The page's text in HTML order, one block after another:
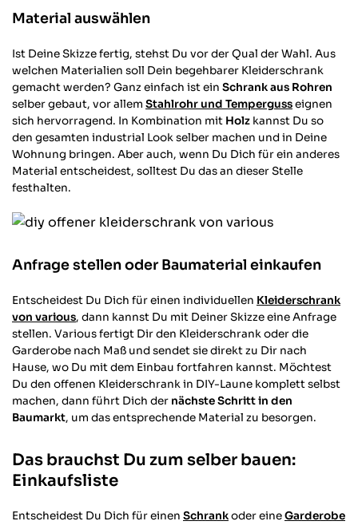
Material auswählen
Ist Deine Skizze fertig, stehst Du vor der Qual der Wahl. Aus
welchen Materialien soll Dein begehbarer Kleiderschrank
gemacht werden? Ganz einfach ist ein Schrank aus Rohren
selber gebaut, vor allem Stahlrohr und Tempergusseignen
sich hervorragend. In Kombination mit Holz kannst Du so
den gesamten industrial Look selber machen und in Deine
Wohnung bringen. Aber auch, wenn Du Dich für ein anderes
Material entscheidest, solltest Du das an dieser Stelle
festhalten.
Anfrage stellen oder Baumaterial einkaufen
Entscheidest Du Dich für einen individuellen Kleiderschrank
von various, dann kannst Du mit Deiner Skizze eine Anfrage
stellen. Various fertigt Dir den Kleiderschrank oder die
Garderobe nach Maß und sendet sie direkt zu Dir nach
Hause, wo Du mit dem Einbau fortfahren kannst. Möchtest
Du den offenen Kleiderschrank in DIY-Laune komplett selbst
machen, dann führt Dich der nächste Schritt in den
Baumarkt, um das entsprechende Material zu besorgen.
Das brauchst Du zum selber bauen:
Einkaufsliste
Entscheidest Du Dich für einen Schrankoder eineGarderobe